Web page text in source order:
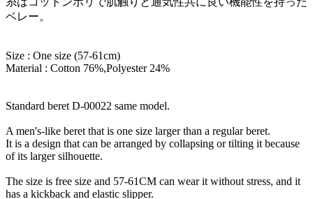
ベレー。
Size : One size (57-61cm)
Material : Cotton 76%,Polyester 24%
Standard beret D-00022 same model.
A men's-like beret that is one size larger than a regular beret.
It is a design that can be arranged by collapsing or tilting it because
of its larger silhouette.
The size is free size and 57-61CM can wear it without stress, and it
has a kickback and elastic slipper.